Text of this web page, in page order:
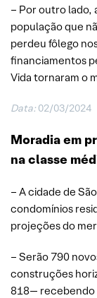
– Por outro lado,
população que
perdeu fôlego
financiamentos
Vida tornaram o
Data: 02/03/2024
Moradia em
na classe
– A cidade de
condomínios
projeções do
– Serão 790
construções
818— recebendo